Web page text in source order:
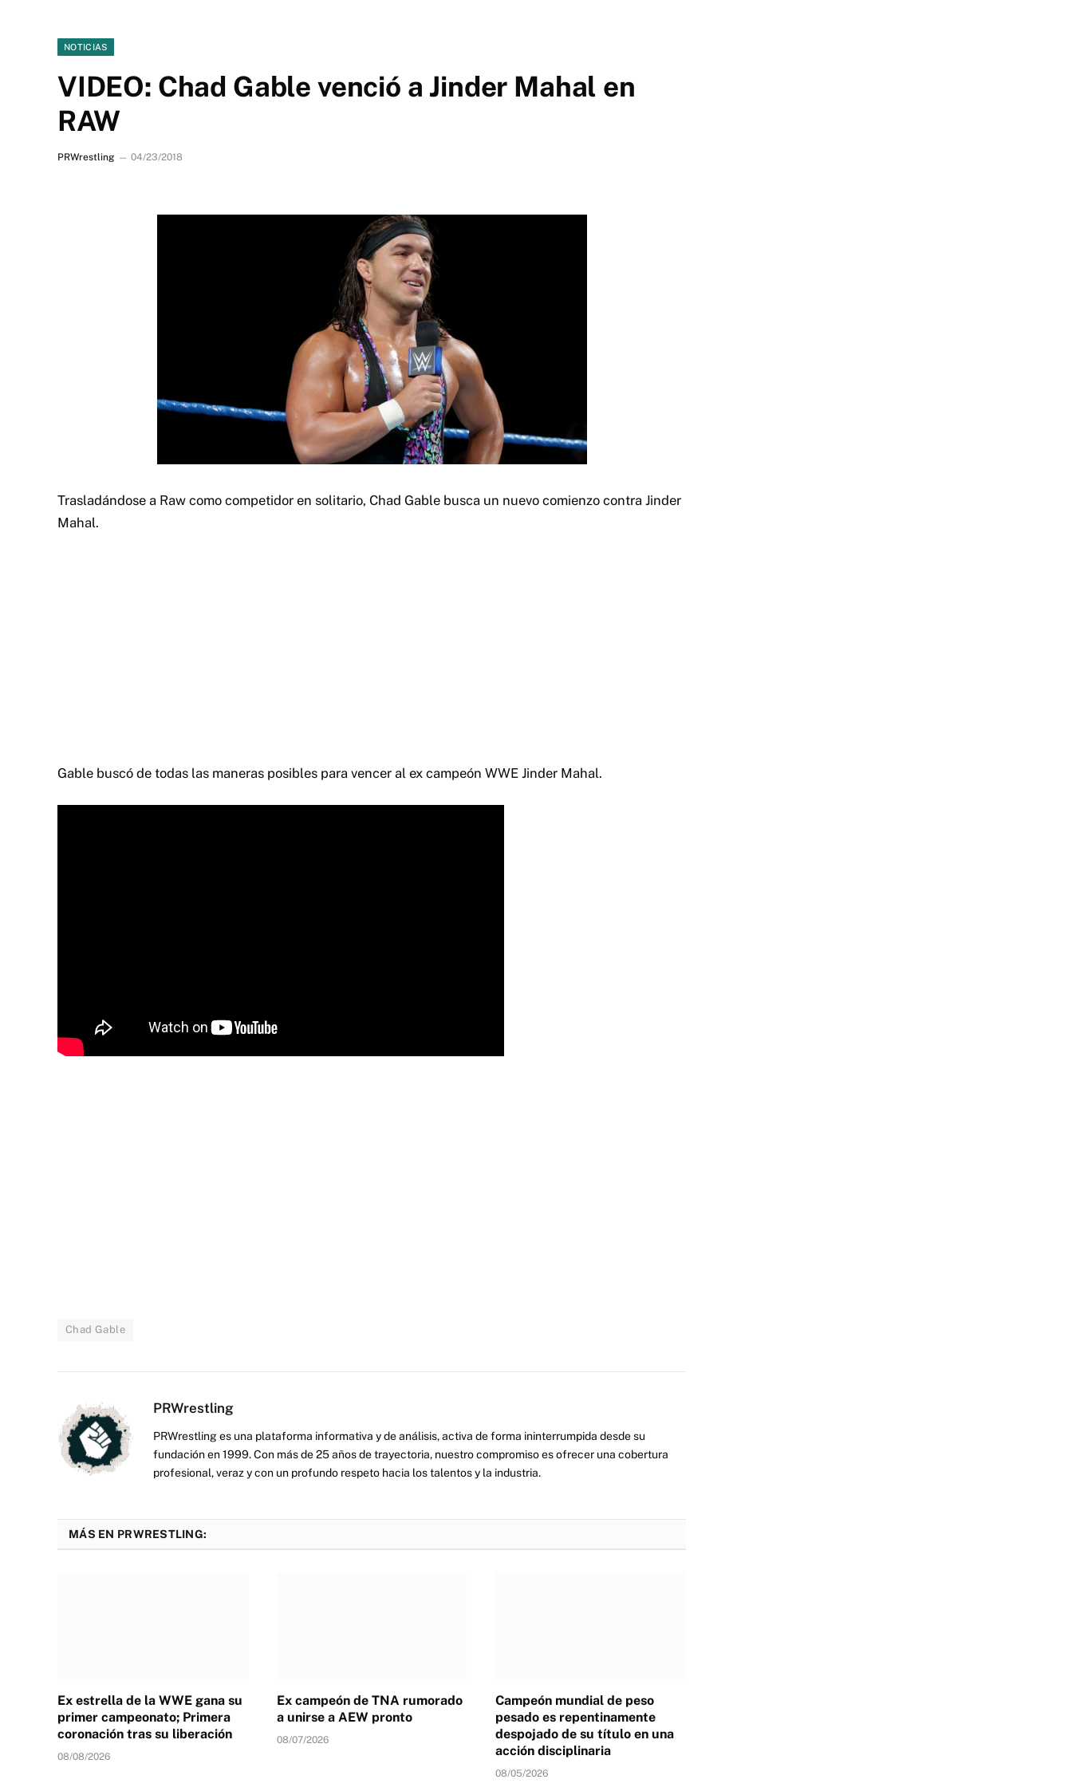
NOTICIAS
VIDEO: Chad Gable venció a Jinder Mahal en
RAW
PRWrestling 04/23/2018
Trasladándose a Raw como competidor en solitario, Chad Gable busca un nuevo comienzo contra Jinder
Mahal.
Gable buscó de todas las maneras posibles para vencer al ex campeón WWE Jinder Mahal.
Chad Gable
PRWrestling
PRWrestling es una plataforma informativa y de análisis, activa de forma ininterrumpida desde su
fundación en 1999. Con más de 25 años de trayectoria, nuestro compromiso es ofrecer una cobertura
profesional, veraz y con un profundo respeto hacia los talentos y la industria.
MÁS EN PRWRESTLING:
Ex estrella de la WWE gana su
primer campeonato; Primera
coronación tras su liberación
08/08/2026
Ex campeón de TNA rumorado
a unirse a AEW pronto
08/07/2026
Campeón mundial de peso
pesado es repentinamente
despojado de su título en una
acción disciplinaria
08/05/2026